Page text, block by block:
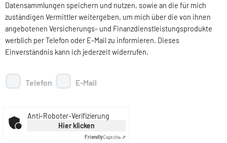
Datensammlungen speichern und nutzen, sowie an die für mich
zuständigen Vermittler weitergeben, um mich über die von ihnen
angebotenen Versicherungs- und Finanzdienstleistungsprodukte
werblich per Telefon oder E-Mail zu informieren. Dieses
Einverständnis kann ich jederzeit widerrufen.
Telefon E-Mail
Anti-Roboter-Verifizierung
Hier klicken
FriendlyCaptcha ⇗